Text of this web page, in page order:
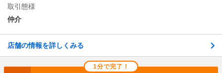
取引態様
仲介
店舗の情報を詳しくみる
1分で完了！